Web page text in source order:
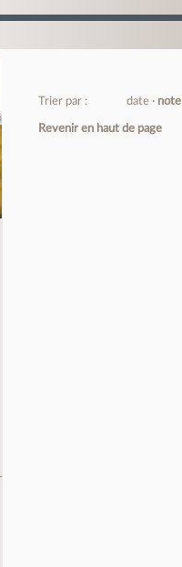
Trier par : date note
Revenir en haut de page